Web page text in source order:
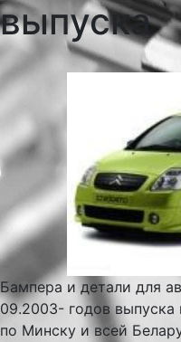
выпуска
Бампера и детали для
09.2003- годов выпуска
по Минску и всей